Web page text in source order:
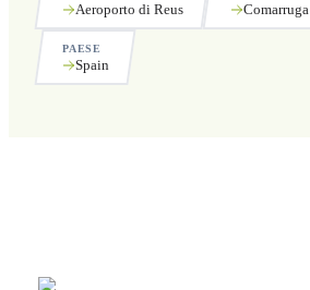
Aeroporto di Reus Comarruga
PAESE
Spain